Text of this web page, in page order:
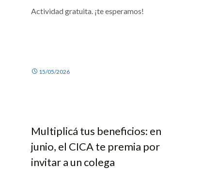
Actividad gratuita. ¡te esperamos!
15/05/2026
Multiplicá tus beneficios: en
junio, el CICA te premia por
invitar a un colega